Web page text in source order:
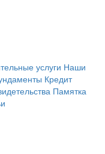
услуги Наши
Кредит
Памятка